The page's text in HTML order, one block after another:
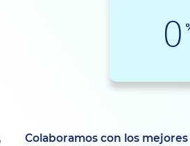
Colaboramos con los mejores